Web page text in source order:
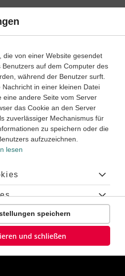
die von einer Website gesendet
auf dem Computer des
während der Benutzer surft.
in einer kleinen Datei
eine andere Seite vom Server
das Cookie an den Server
zuverlässiger Mechanismus für
zu speichern oder die
aufzuzeichnen.
lesen
Cookiesspeichern
und schließen